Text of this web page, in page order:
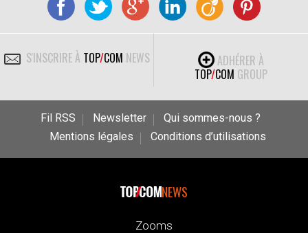
S'INSCRIRE À TOP/COM NEWS
ADHÉRER À
TOP/COM GROUP
Fil RSS Newsletter
Qui sommes-nous ?
Mentions légales
Conditions d’utilisations
NEWS
Zooms